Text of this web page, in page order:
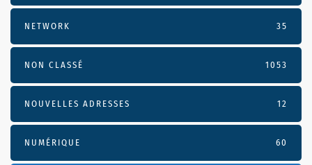
NETWORK 35
NON CLASSÉ 1053
NOUVELLES ADRESSES 12
NUMÉRIQUE 60